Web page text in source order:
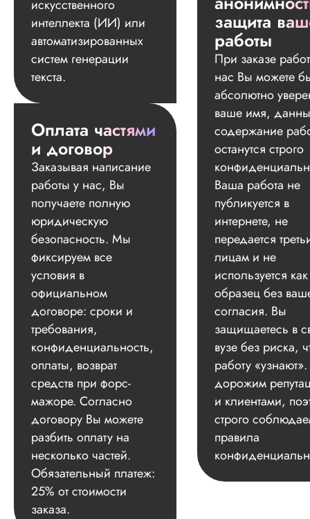
искусственного
интеллекта (ИИ) или
автоматизированных
систем генерации
текста.
Оплата частями
и договор
Заказывая написание
работы у нас, Вы
получаете полную
юридическую
безопасность. Мы
фиксируем все
условия в
официальном
договоре: сроки и
требования,
конфиденциальность,
оплаты, возврат
средств при форс-
мажоре. Согласно
договору Вы можете
разбить оплату на
несколько частей.
Обязательный платеж:
25% от стоимости
заказа.
защита
работы
При заказе
нас Вы можете
абсолютно
ваше имя,
содержание
останутся строго
Ваша работа не
публикуется в
интернете, не
передается
лицам и не
используется как
образец без
согласия. Вы
защищаетесь в
вузе без риска,
работу
дорожим
и клиентами,
строго
правила